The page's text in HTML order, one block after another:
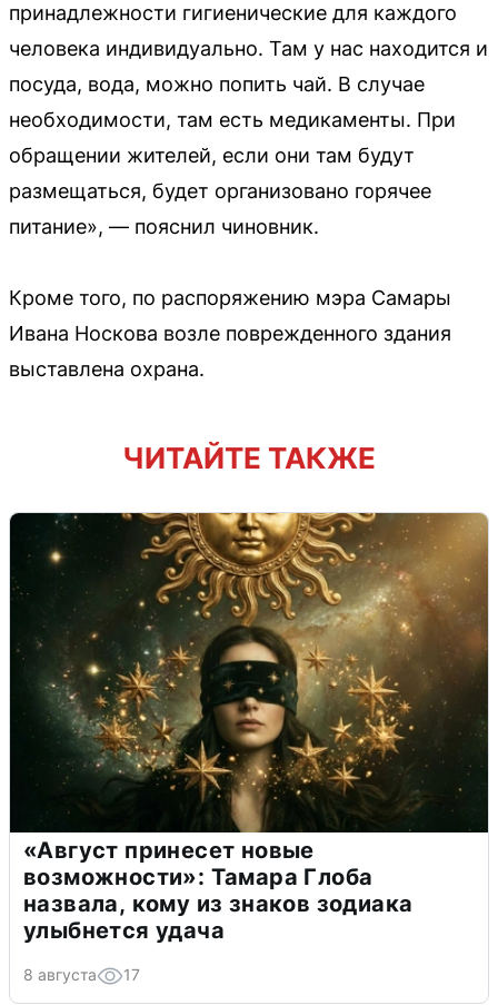
принадлежности гигиенические для каждого
человека индивидуально. Там у нас находится и
посуда, вода, можно попить чай. В случае
необходимости, там есть медикаменты. При
обращении жителей, если они там будут
размещаться, будет организовано горячее
питание», — пояснил чиновник.
Кроме того, по распоряжению мэра Самары
Ивана Носкова возле поврежденного здания
выставлена охрана.
ЧИТАЙТЕ ТАКЖЕ
«Август принесет новые
возможности»: Тамара Глоба
назвала, кому из знаков зодиака
улыбнется удача
8 августа 17